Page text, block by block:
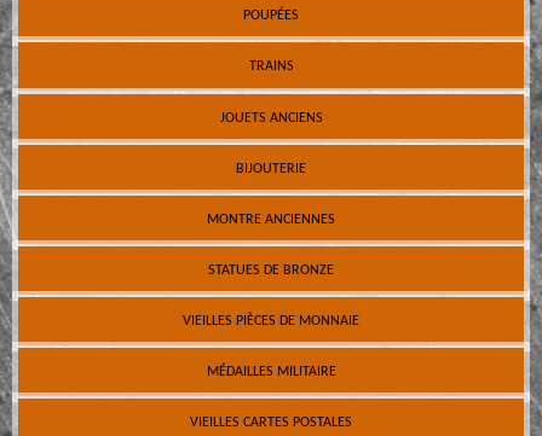
POUPÉES
TRAINS
JOUETS ANCIENS
BIJOUTERIE
MONTRE ANCIENNES
STATUES DE BRONZE
VIEILLES PIÈCES DE MONNAIE
MÉDAILLES MILITAIRE
VIEILLES CARTES POSTALES